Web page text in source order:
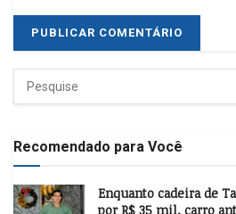
Recomendado para Você
Enquanto cadeira de
por R$ 35 mil, carro